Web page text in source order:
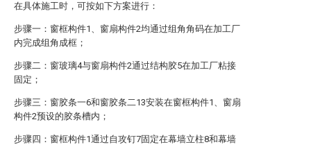
在具体施工时，可按如下方案进行：
步骤一：窗框构件1、窗扇构件2均通过组角角码在加工厂
内完成组角成框；
步骤二：窗玻璃4与窗扇构件2通过结构胶5在加工厂粘接
固定；
步骤三：窗胶条一6和窗胶条二13安装在窗框构件1、窗扇
构件2预设的胶条槽内；
步骤四：窗框构件1通过自攻钉7固定在幕墙立柱8和幕墙